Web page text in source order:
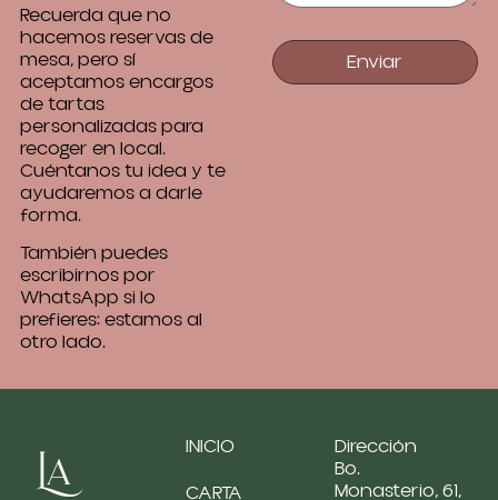
Recuerda que no
hacemos reservas de
mesa, pero sí
aceptamos encargos
de tartas
personalizadas para
recoger en local.
Cuéntanos tu idea y te
ayudaremos a darle
forma.
También puedes
escribirnos por
WhatsApp si lo
prefieres: estamos al
otro lado.
Enviar
La
INICIO
CARTA
Dirección
Bo.
Monasterio, 61,